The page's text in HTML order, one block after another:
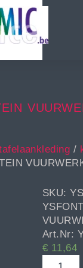
/
SKU:
Art.Nr:
€ 11,64